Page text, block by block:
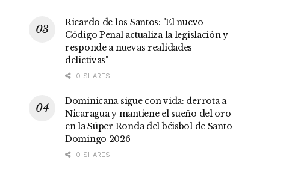
Ricardo de los Santos: "El nuevo
Código Penal actualiza la legislación y
responde a nuevas realidades
delictivas"
0 SHARES
Dominicana sigue con vida: derrota a
Nicaragua y mantiene el sueño del oro
en la Súper Ronda del béisbol de Santo
Domingo 2026
0 SHARES